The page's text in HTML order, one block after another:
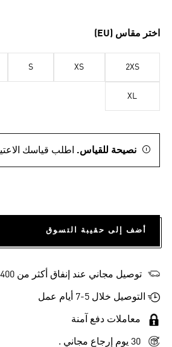
اختر مقاس (EU)
2XS
XS
S
XL
نصيحة للقياس. اطلب قياسك
أضف إلى حقيبة التسوق
توصيل مجاني عند إنفاق أكثر من 400 ر.ق
التوصيل خلال 5-7 أيام عمل
معاملات دفع آمنة